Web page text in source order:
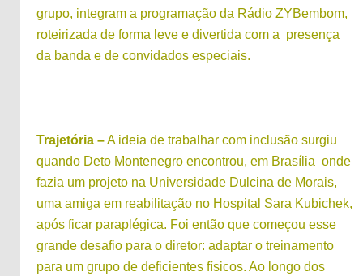
grupo, integram a programação da Rádio ZYBembom,
roteirizada de forma leve e divertida com a presença
da banda e de convidados especiais.
Trajetória –A ideia de trabalhar com inclusão surgiu
quando Deto Montenegro encontrou, em Brasília onde
fazia um projeto na Universidade Dulcina de Morais,
uma amiga em reabilitação no Hospital Sara Kubichek,
após ficar paraplégica. Foi então que começou esse
grande desafio para o diretor: adaptar o treinamento
para um grupo de deficientes físicos. Ao longo dos